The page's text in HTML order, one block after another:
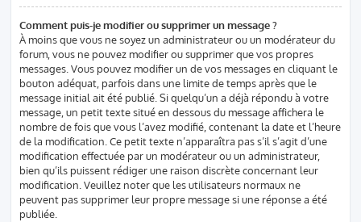
Comment puis-je modifier ou supprimer un message ?
À moins que vous ne soyez un administrateur ou un modérateur du
forum, vous ne pouvez modifier ou supprimer que vos propres
messages. Vous pouvez modifier un de vos messages en cliquant le
bouton adéquat, parfois dans une limite de temps après que le
message initial ait été publié. Si quelqu’un a déjà répondu à votre
message, un petit texte situé en dessous du message affichera le
nombre de fois que vous l’avez modifié, contenant la date et l’heure
de la modification. Ce petit texte n’apparaîtra pas s’il s’agit d’une
modification effectuée par un modérateur ou un administrateur,
bien qu’ils puissent rédiger une raison discrète concernant leur
modification. Veuillez noter que les utilisateurs normaux ne
peuvent pas supprimer leur propre message si une réponse a été
publiée.